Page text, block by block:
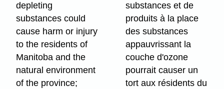
depleting
substances could
cause harm or injury
to the residents of
Manitoba and the
natural environment
of the province;
substances et de
produits à la place
des substances
appauvrissant la
couche d'ozone
pourrait causer un
tort aux résidents du